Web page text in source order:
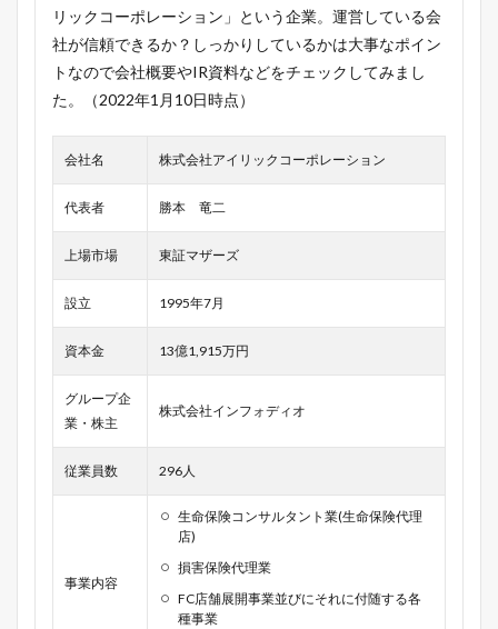
リックコーポレーション」という企業。運営している会
社が信頼できるか？しっかりしているかは大事なポイン
トなので会社概要やIR資料などをチェックしてみまし
た。（2022年1月10日時点）
会社名 株式会社アイリックコーポレーション
代表者 勝本 竜二
上場市場 東証マザーズ
設立 1995年7月
資本金 13億1,915万円
グループ企
業・株主
株式会社インフォディオ
従業員数 296人
事業内容
生命保険コンサルタント業(生命保険代理
店)
損害保険代理業
FC店舗展開事業並びにそれに付随する各
種事業